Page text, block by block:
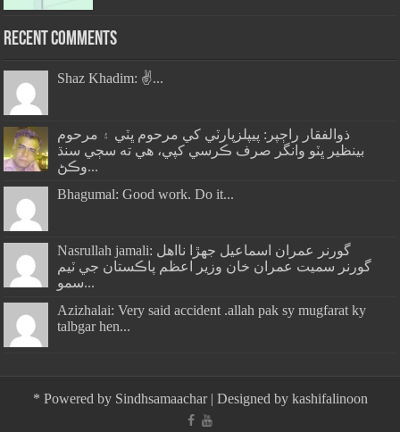
Recent Comments
Shaz Khadim: ✌️...
ذوالفقار راڄپر: پيپلزپارٽي کي مرحوم ڀٽي ۽ مرحوم
بينظير ڀٽو وانگر صرف ڪرسي کپي، هي ته سڄي سنڌ
وڪڻ...
Bhagumal: Good work. Do it...
Nasrullah jamali: گورنر عمران اسماعيل جھڙا نااهل
گورنر سميت عمران خان وزير اعظم پاڪستان جي ٽيم
سمو...
Azizhalai: Very said accident .allah pak sy mugfarat ky
talbgar hen...
* Powered by Sindhsamaachar| Designed by kashifalinoon